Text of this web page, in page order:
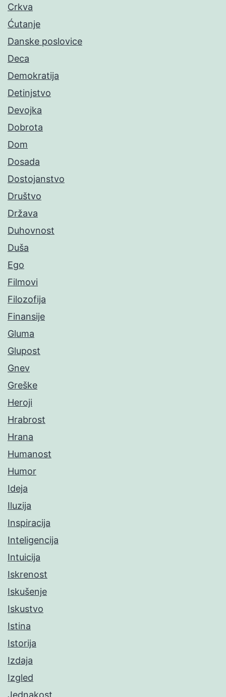
Crkva
Ćutanje
Danske poslovice
Deca
Demokratija
Detinjstvo
Devojka
Dobrota
Dom
Dosada
Dostojanstvo
Društvo
Država
Duhovnost
Duša
Ego
Filmovi
Filozofija
Finansije
Gluma
Glupost
Gnev
Greške
Heroji
Hrabrost
Hrana
Humanost
Humor
Ideja
Iluzija
Inspiracija
Inteligencija
Intuicija
Iskrenost
Iskušenje
Iskustvo
Istina
Istorija
Izdaja
Izgled